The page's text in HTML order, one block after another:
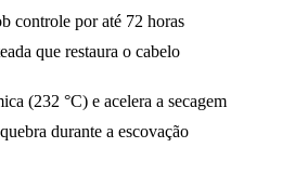
controle por até 72 horas
que restaura o cabelo
(232 °C) e acelera a secagem
durante a escovação